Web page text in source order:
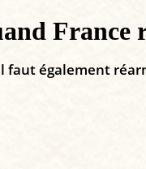
France
faut également